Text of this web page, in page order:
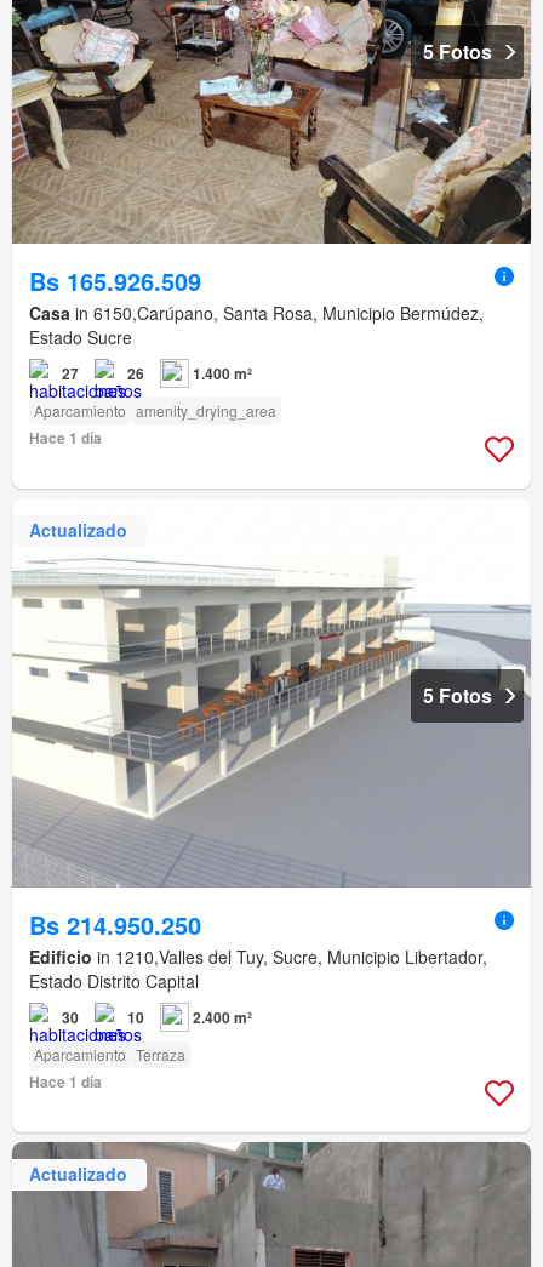
5 Fotos
Bs 165.926.509
Casa in 6150,Carúpano, Santa Rosa, Municipio Bermúdez,
Estado Sucre
27 26 1.400 m²
Aparcamiento amenity_drying_area
Hace 1 día
Actualizado
5 Fotos
Bs 214.950.250
Edificio in 1210,Valles del Tuy, Sucre, Municipio Libertador,
Estado Distrito Capital
30 10 2.400 m²
Aparcamiento Terraza
Hace 1 día
Actualizado